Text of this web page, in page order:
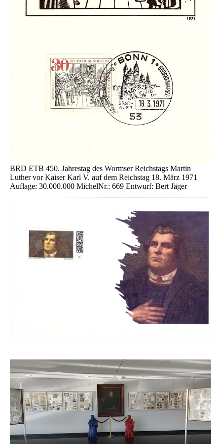
BRD ETB 450. Jahrestag des Wormser Reichstags Martin
Luther vor Kaiser Karl V. auf dem Reichstag 18. März 1971
Auflage: 30.000.000 MichelNr.: 669 Entwurf: Bert Jäger